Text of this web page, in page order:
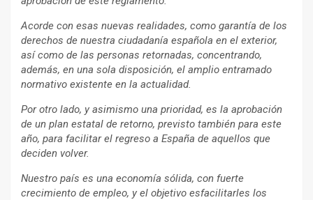
Acorde con esas nuevas realidades, como garantía de los
derechos de nuestra ciudadanía española en el exterior,
así como de las personas retornadas, concentrando,
además, en una sola disposición, el amplio entramado
normativo existente en la actualidad.
Por otro lado, y asimismo una prioridad, es la aprobación
de un plan estatal de retorno, previsto también para este
año, para facilitar el regreso a España de aquellos que
deciden volver.
Nuestro país es una economía sólida, con fuerte
crecimiento de empleo, y el objetivo esfacilitarles los